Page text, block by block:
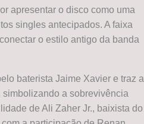
apresentar o disco como uma
singles antecipados. A faixa
o estilo antigo da banda
baterista Jaime Xavier e traz a
a sobrevivência
de Ali Zaher Jr., baixista do